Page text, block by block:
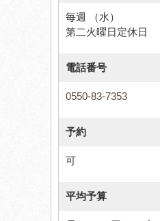
毎週 （水）
第二火曜日定休日
電話番号
0550-83-7353
予約
可
平均予算